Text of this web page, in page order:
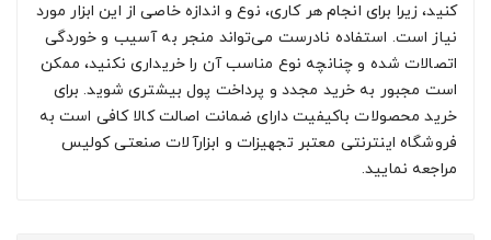
کنید، زیرا برای انجام هر کاری، نوع و اندازه خاصی از این ابزار مورد
نیاز است. استفاده نادرست می‌تواند منجر به آسیب و خوردگی
اتصالات شده و چنانچه نوع مناسب آن را خریداری نکنید، ممکن
است مجبور به خرید مجدد و پرداخت پول بیشتری شوید. برای
خرید محصولات باکیفیت دارای ضمانت اصالت کالا کافی است به
فروشگاه اینترنتی معتبر تجهیزات و ابزارآلات صنعتی کولیس
مراجعه نمایید.